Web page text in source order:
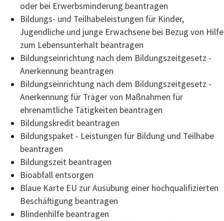
oder bei Erwerbsminderung beantragen
Bildungs- und Teilhabeleistungen für Kinder,
Jugendliche und junge Erwachsene bei Bezug von Hilfe
zum Lebensunterhalt beantragen
Bildungseinrichtung nach dem Bildungszeitgesetz -
Anerkennung beantragen
Bildungseinrichtung nach dem Bildungszeitgesetz -
Anerkennung für Träger von Maßnahmen für
ehrenamtliche Tätigkeiten beantragen
Bildungskredit beantragen
Bildungspaket - Leistungen für Bildung und Teilhabe
beantragen
Bildungszeit beantragen
Bioabfall entsorgen
Blaue Karte EU zur Ausübung einer hochqualifizierten
Beschäftigung beantragen
Blindenhilfe beantragen